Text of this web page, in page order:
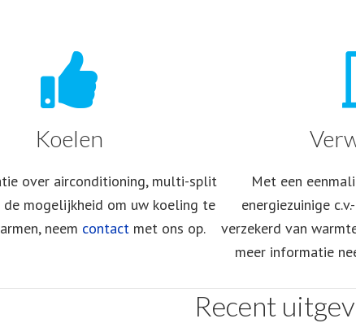
Koelen
over airconditioning, multi-split
de mogelijkheid om uw koeling te
neem contactmet ons op.
Met een
energiezuinige
verzekerd van
meer informatie
Recent